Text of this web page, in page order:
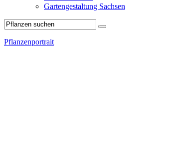
Gartengestaltung Sachsen
Pflanzenportrait